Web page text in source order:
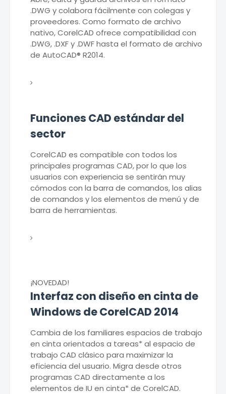
.DWG y colabora fácilmente con colegas y
proveedores. Como formato de archivo
nativo, CorelCAD ofrece compatibilidad con
.DWG, .DXF y .DWF hasta el formato de archivo
de AutoCAD® R2014.
Funciones CAD estándar del
sector
CorelCAD es compatible con todos los
principales programas CAD, por lo que los
usuarios con experiencia se sentirán muy
cómodos con la barra de comandos, los alias
de comandos y los elementos de menú y de
barra de herramientas.
¡NOVEDAD!
Interfaz con diseño en cinta de
Windows de CorelCAD 2014
Cambia de los familiares espacios de trabajo
en cinta orientados a tareas* al espacio de
trabajo CAD clásico para maximizar la
eficiencia del usuario. Migra desde otros
programas CAD directamente a los
elementos de IU en cinta* de CorelCAD.